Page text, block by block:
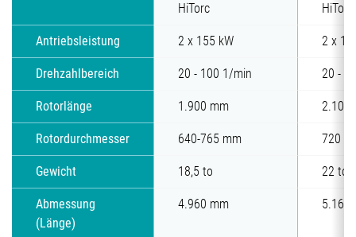
HiTorc
HiTorc
Antriebsleistung 2 x 155 kW 2 x
Drehzahlbereich 20 - 100 1/min 20 -
Rotorlänge 1.900 mm 2.100
Rotordurchmesser 640-765 mm 720
Gewicht 18,5 to 22 to
Abmessung
(Länge)
4.960 mm 5.160